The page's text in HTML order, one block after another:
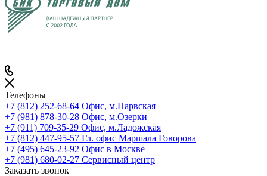
Телефоны
+7 (812) 252-68-64 Офис, м.Нарвская
+7 (981) 878-30-28 Офис, м.Озерки
+7 (911) 709-35-29 Офис, м.Ладожская
+7 (812) 447-95-57 Гл. офис Маршала Говорова
+7 (495) 645-23-92 Офис в Москве
+7 (981) 680-02-27 Сервисный центр
Заказать звонок